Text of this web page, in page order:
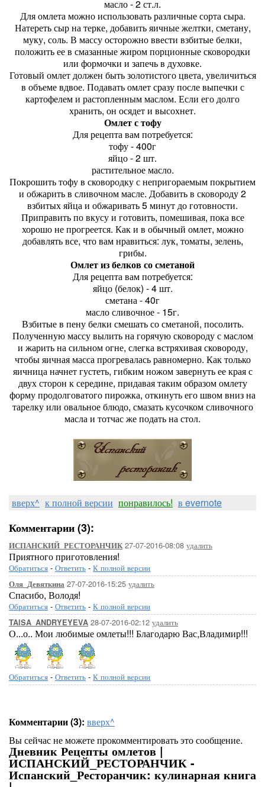
масло - 2 ст.л.
Для омлета можно использовать различные сорта сыра.
Натереть сыр на терке, добавить яичные желтки, сметану,
муку, соль. В массу осторожно ввести взбитые белки,
положить ее в смазанные жиром порционные сковородки
или формочки и запечь в духовке.
Готовый омлет должен быть золотистого цвета, увеличиться
в объеме вдвое. Подавать омлет сразу после выпечки с
картофелем и растопленным маслом. Если его долго
хранить, он осядет и высохнет.
Омлет с тофу
Для рецепта вам потребуется:
тофу - 400г
яйцо - 2 шт.
растительное масло.
Покрошить тофу в сковородку с непригораемым покрытием
и обжарить в сливочном масле. Добавить в сковороду 2
взбитых яйца и обжаривать 5 минут до готовности.
Приправить по вкусу и готовить, помешивая, пока все
хорошо не прогреется. Как и в обычный омлет, можно
добавлять все, что вам нравиться: лук, томаты, зелень,
грибы.
Омлет из белков со сметаной
Для рецепта вам потребуется:
яйцо (белок) - 4 шт.
сметана - 40г
масло сливочное - 15г.
Взбитые в пену белки смешать со сметаной, посолить.
Полученную массу вылить на горячую сковороду с маслом
и жарить на сильном огне, слегка встряхивая сковороду,
чтобы яичная масса прогревалась равномерно. Как только
яичница начнет густеть, гибким ножом завернуть ее края с
двух сторон к середине, придавая таким образом омлету
форму продолговатого пирожка, откинуть его швом вниз на
тарелку или овальное блюдо, смазать кусочком сливочного
масла и тотчас же подать на стол.
вверх^ к полной версии понравилось! в evernote
Комментарии (3):
ИСПАНСКИЙ_РЕСТОРАНЧИК27-07-2016-08:08 удалить
Приятного приготовления!
Обратиться - Ответить - К полной версии
Оля_Девяткина 27-07-2016-15:25 удалить
Спасибо, Володя!
Обратиться - Ответить - К полной версии
TAISA_ANDRYEYEVA 28-07-2016-02:12 удалить
О...о.. Мои любимые омлеты!!! Благодарю Вас,Владимир!!!
Обратиться - Ответить - К полной версии
Комментарии (3): вверх^
Вы сейчас не можете прокомментировать это сообщение.
Дневник Рецепты омлетов |
ИСПАНСКИЙ_РЕСТОРАНЧИК -
Испанский_Ресторанчик: кулинарная книга